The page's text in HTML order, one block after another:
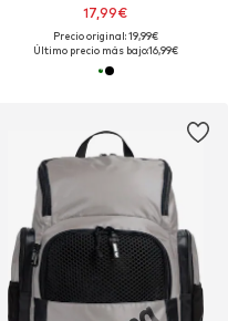
17,99€
Precio original: 19,99€
Último precio más bajo:16,99€